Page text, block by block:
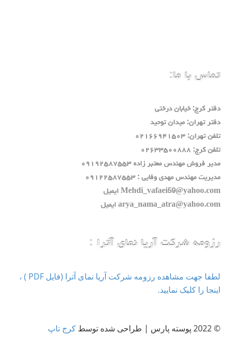
تماس با ما:
دفتر كرج: خيابان درختي
دفتر تهران: ميدان توحيد
تلفن تهران: ٠٢١٦٦٩٤١٥٠٣
تلفن كرج: ٠٢٦٣٣٥٠٠٨٨٨
مدير فروش مهندس معتبر زاده ٠٩١٩٢٥٨٧٥٥٣
مديريت مهندس مهدي وفايي : ٠٩١٢٢٥٨٧٥٥٣
Mehdi_vafaei59@yahoo.com ايميل
arya_nama_atra@yahoo.com ايميل
رزومه شرکت آریا نمای آترا :
لطفا جهت مشاهده رزومه شرکت آریا نمای آترا (فایل PDF ) ،
اینجا را کلیک نمایید.
© 2022 پوسته پارس | طراحی شده توسط کرج تاپ